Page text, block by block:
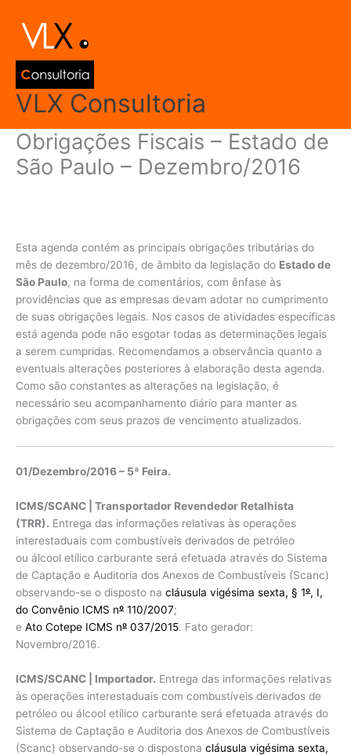
para
conteúdo
VLX Consultoria
Obrigações Fiscais – Estado de
São Paulo – Dezembro/2016
Esta agenda contém as principais obrigações tributárias do
mês de dezembro/2016, de âmbito da legislação do Estado de
São Paulo, na forma de comentários, com ênfase às
providências que as empresas devam adotar no cumprimento
de suas obrigações legais. Nos casos de atividades específicas
está agenda pode não esgotar todas as determinações legais
a serem cumpridas. Recomendamos a observância quanto a
eventuais alterações posteriores à elaboração desta agenda.
Como são constantes as alterações na legislação, é
necessário seu acompanhamento diário para manter as
obrigações com seus prazos de vencimento atualizados.
01/Dezembro/2016 – 5ª Feira.
ICMS/SCANC | Transportador Revendedor Retalhista
(TRR). Entrega das informações relativas às operações
interestaduais com combustíveis derivados de petróleo
ou álcool etílico carburante será efetuada através do Sistema
de Captação e Auditoria dos Anexos de Combustíveis (Scanc)
observando-se o disposto na cláusula vigésima sexta, § 1º, I,
do Convênio ICMS nº 110/2007;
e Ato Cotepe ICMS nº 037/2015. Fato gerador:
Novembro/2016.
ICMS/SCANC | Importador. Entrega das informações relativas
às operações interestaduais com combustíveis derivados de
petróleo ou álcool etílico carburante será efetuada através do
Sistema de Captação e Auditoria dos Anexos de Combustíveis
(Scanc) observando-se o dispostona cláusula vigésima sexta,